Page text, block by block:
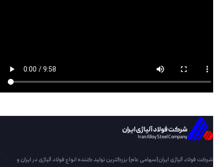
شرکت فولاد آلیاژی ایران
Iran Alloy Steel Company
شرکت فولاد آلیاژی ایران(سهامی عام) بزرگترین تولید کننده انواع فولاد آلیاژی در ایران و